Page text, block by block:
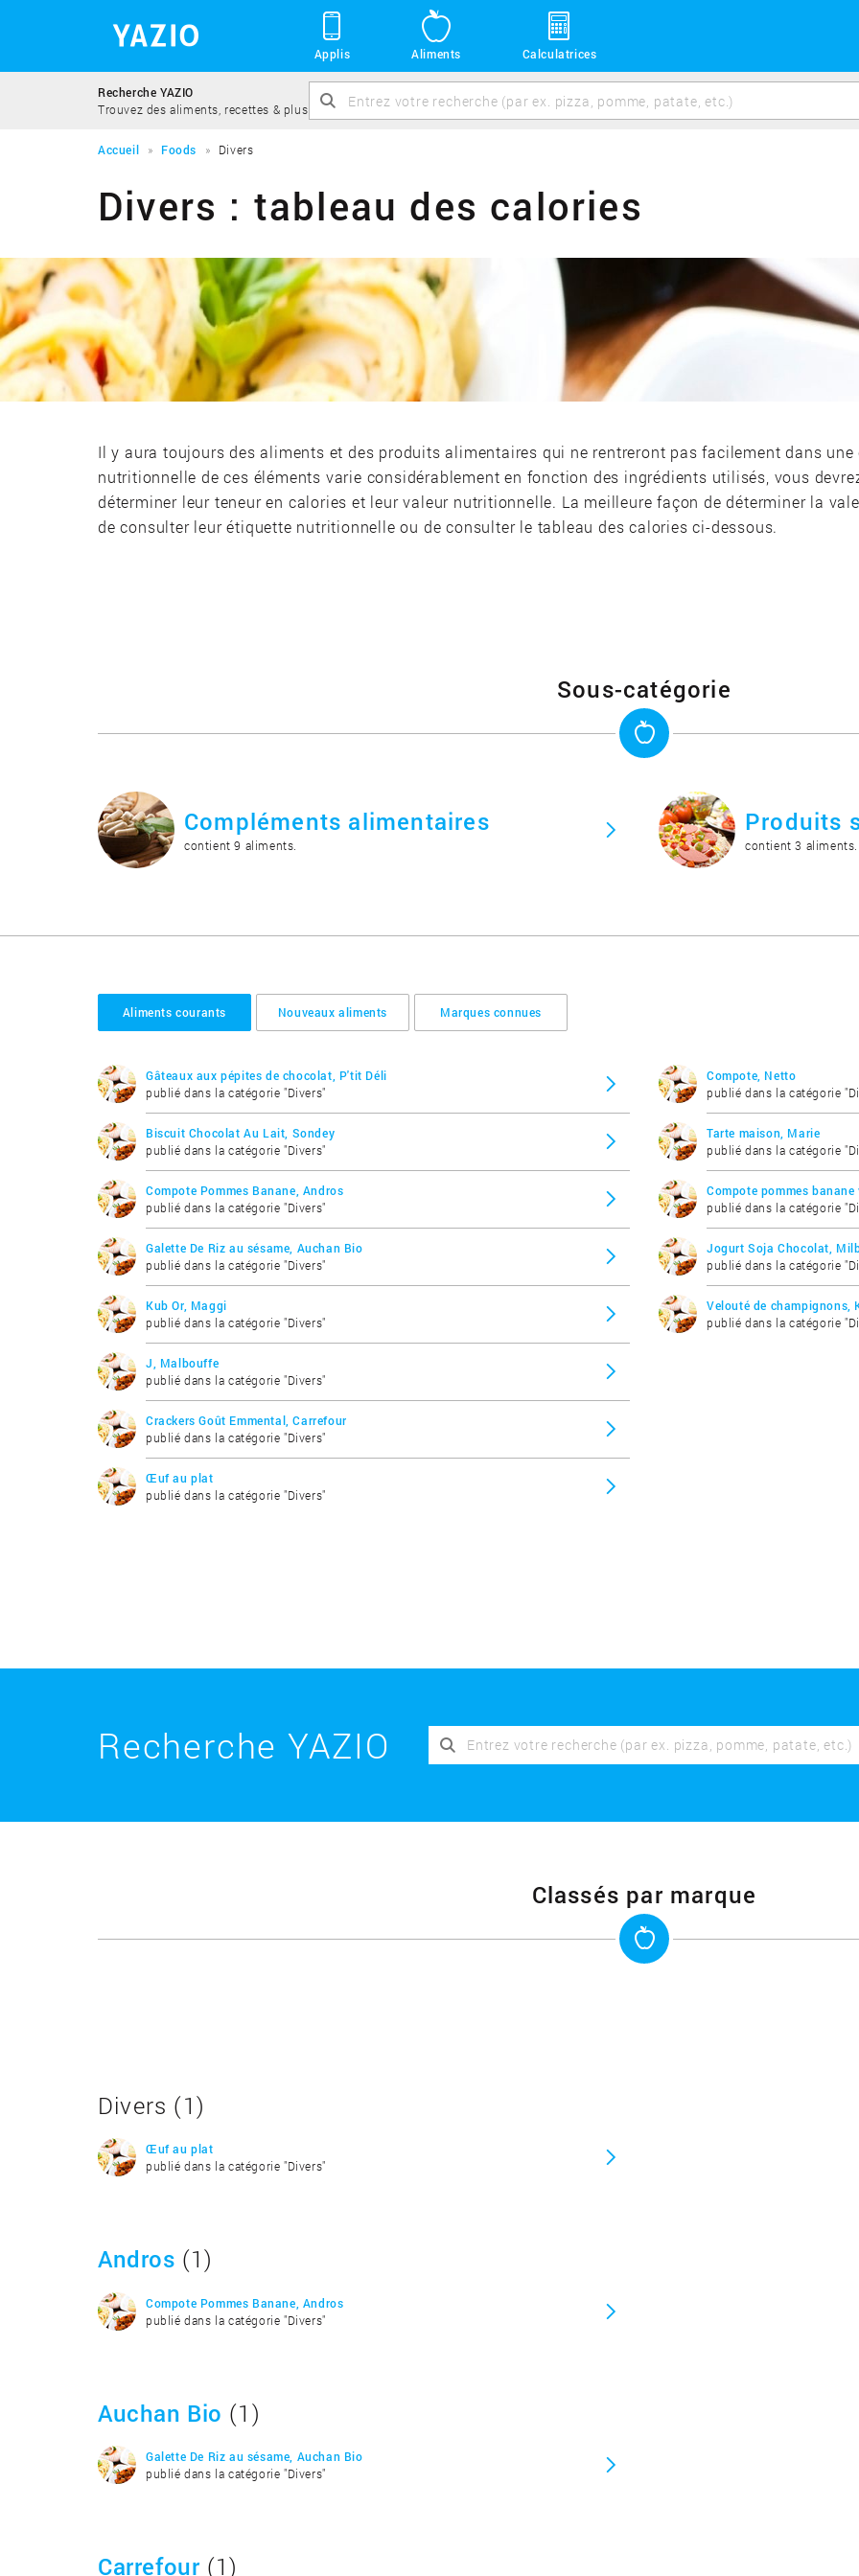
Applis Aliments Calculatrices
Recherche YAZIO
Trouvez des aliments, recettes & plus
Accueil Foods Divers
Divers : tableau des calories
Il y aura toujours des aliments et des produits alimentaires qui ne rentreront pas facilement dans
nutritionnelle de ces éléments varie considérablement en fonction des ingrédients utilisés, vous
déterminer leur teneur en calories et leur valeur nutritionnelle. La meilleure façon de déterminer la
de consulter leur étiquette nutritionnelle ou de consulter le tableau des calories ci-dessous.
Sous-catégorie
Compléments alimentaires
contient 9 aliments.
Produits
contient 3 aliments.
Aliments courants Nouveaux aliments Marques connues
Gâteaux aux pépites de chocolat, P'tit Déli
publié dans la catégorie "Divers"
Biscuit Chocolat Au Lait, Sondey
publié dans la catégorie "Divers"
Compote Pommes Banane, Andros
publié dans la catégorie "Divers"
Galette De Riz au sésame, Auchan Bio
publié dans la catégorie "Divers"
Kub Or, Maggi
publié dans la catégorie "Divers"
J, Malbouffe
publié dans la catégorie "Divers"
Crackers Goût Emmental, Carrefour
publié dans la catégorie "Divers"
Œuf au plat
publié dans la catégorie "Divers"
Compote, Netto
publié dans la catégorie
Tarte maison, Marie
publié dans la catégorie
Compote pommes
publié dans la catégorie
Jogurt Soja Chocolat,
publié dans la catégorie
Velouté de champignons,
publié dans la catégorie
Recherche YAZIO
Classés par marque
Divers (1)
Œuf au plat
publié dans la catégorie "Divers"
Andros (1)
Compote Pommes Banane, Andros
publié dans la catégorie "Divers"
Auchan Bio (1)
Galette De Riz au sésame, Auchan Bio
publié dans la catégorie "Divers"
Carrefour (1)